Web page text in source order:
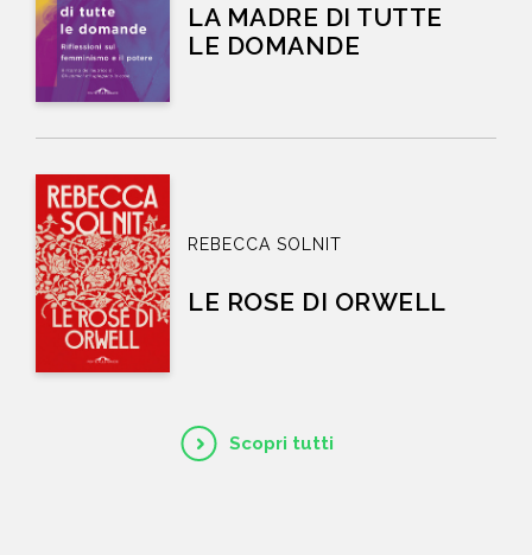
Scopri tutti
LA MADRE DI TUTTE
LE DOMANDE
REBECCA SOLNIT
LE ROSE DI ORWELL